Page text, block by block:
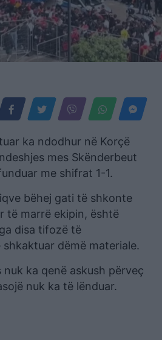
ka ndodhur në Korçë
mes Skënderbeut
me shifrat 1-1.
bëhej gati të shkonte
të marrë ekipin, është
disa tifozë të
dëmë materiale.
ka qenë askush përveç
nuk ka të lënduar.